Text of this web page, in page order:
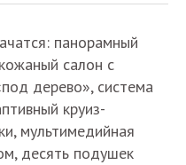
панорамный
салон с
дерево», система
круиз-
мультимедийная
десять подушек